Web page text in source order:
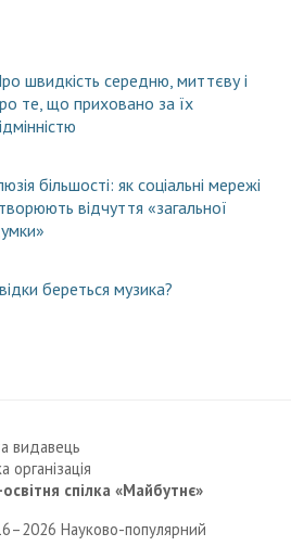
швидкість середню, миттєву і
те, що приховано за їх
більшості: як соціальні мережі
відчуття «загальної
береться музика?
видавець
організація
спілка «Майбутнє»
Науково-популярний